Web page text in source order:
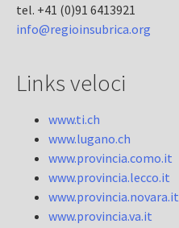
tel. +41 (0)91 6413921
info@regioinsubrica.org
Links veloci
www.ti.ch
www.lugano.ch
www.provincia.como.it
www.provincia.lecco.it
www.provincia.novara.it
www.provincia.va.it